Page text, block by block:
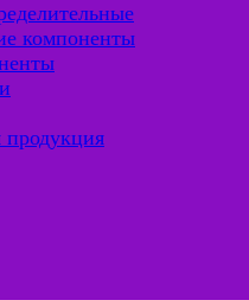
компоненты
продукция